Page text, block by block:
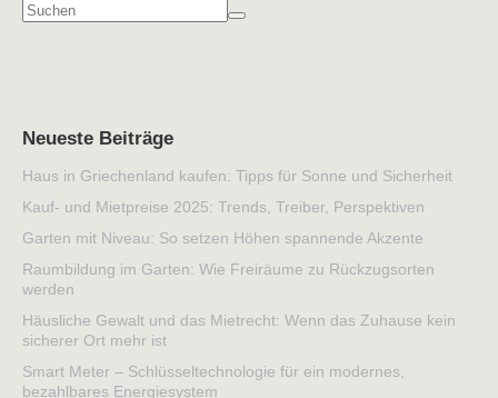
Neueste Beiträge
Haus in Griechenland kaufen: Tipps für Sonne und Sicherheit
Kauf- und Mietpreise 2025: Trends, Treiber, Perspektiven
Garten mit Niveau: So setzen Höhen spannende Akzente
Raumbildung im Garten: Wie Freiräume zu Rückzugsorten
werden
Häusliche Gewalt und das Mietrecht: Wenn das Zuhause kein
sicherer Ort mehr ist
Smart Meter – Schlüsseltechnologie für ein modernes,
bezahlbares Energiesystem